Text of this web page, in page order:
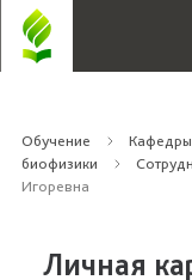
Обучение Кафедры
биофизики
Игоревна
Личная